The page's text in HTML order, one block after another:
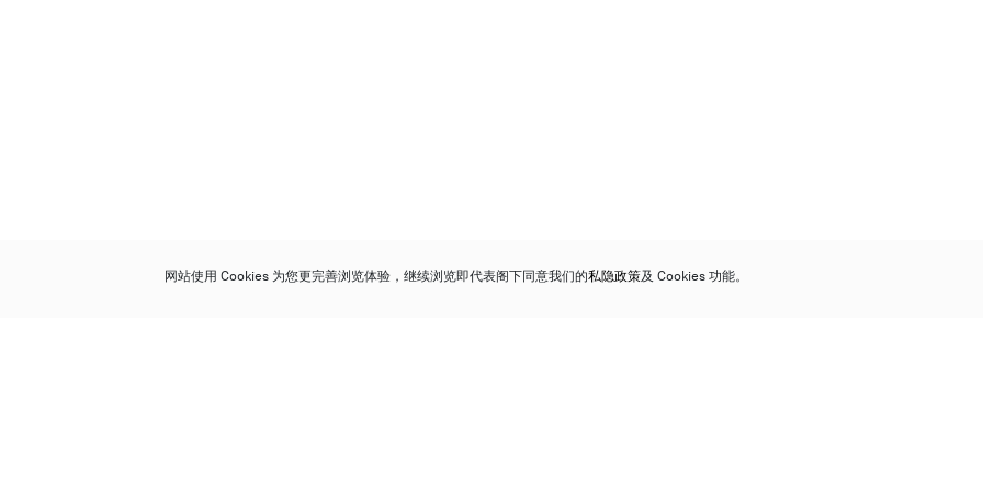
网站使用 Cookies 为您更完善浏览体验，继续浏览即代表阁下同意我们的私隐政策及 Cookies 功能。